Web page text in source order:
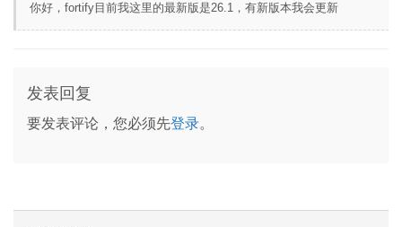
你好，fortify目前我这里的最新版是26.1，有新版本我会更新
发表回复
要发表评论，您必须先登录。